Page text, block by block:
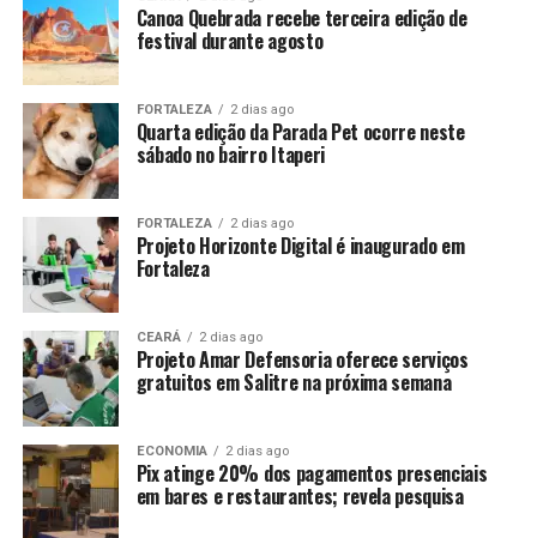
Canoa Quebrada recebe terceira edição de
festival durante agosto
FORTALEZA 2 dias ago
Quarta edição da Parada Pet ocorre neste
sábado no bairro Itaperi
FORTALEZA 2 dias ago
Projeto Horizonte Digital é inaugurado em
Fortaleza
CEARÁ 2 dias ago
Projeto Amar Defensoria oferece serviços
gratuitos em Salitre na próxima semana
ECONOMIA 2 dias ago
Pix atinge 20% dos pagamentos presenciais
em bares e restaurantes; revela pesquisa